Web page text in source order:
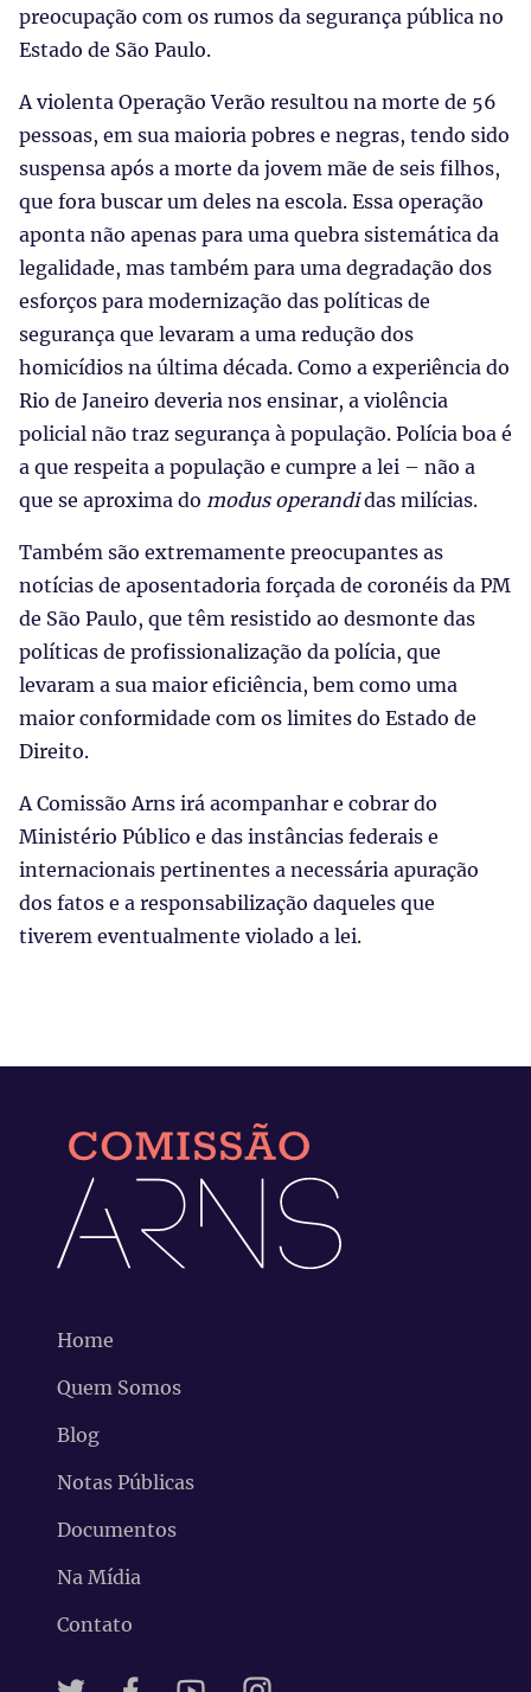
preocupação com os rumos da segurança pública no
Estado de São Paulo.
A violenta Operação Verão resultou na morte de 56
pessoas, em sua maioria pobres e negras, tendo sido
suspensa após a morte da jovem mãe de seis filhos,
que fora buscar um deles na escola. Essa operação
aponta não apenas para uma quebra sistemática da
legalidade, mas também para uma degradação dos
esforços para modernização das políticas de
segurança que levaram a uma redução dos
homicídios na última década. Como a experiência do
Rio de Janeiro deveria nos ensinar, a violência
policial não traz segurança à população. Polícia boa é
a que respeita a população e cumpre a lei – não a
que se aproxima do modus operandidas milícias.
Também são extremamente preocupantes as
notícias de aposentadoria forçada de coronéis da PM
de São Paulo, que têm resistido ao desmonte das
políticas de profissionalização da polícia, que
levaram a sua maior eficiência, bem como uma
maior conformidade com os limites do Estado de
Direito.
A Comissão Arns irá acompanhar e cobrar do
Ministério Público e das instâncias federais e
internacionais pertinentes a necessária apuração
dos fatos e a responsabilização daqueles que
tiverem eventualmente violado a lei.
Home
Quem Somos
Blog
Notas Públicas
Documentos
Na Mídia
Contato